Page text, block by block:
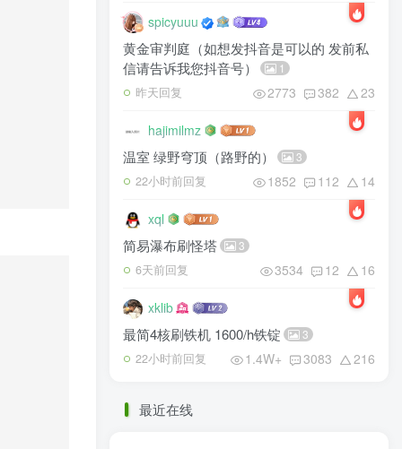
spicyuuu
黄金审判庭（如想发抖音是可以的 发前私
信请告诉我您抖音号）
1
昨天回复 2773 382 23
hajimilmz
温室 绿野穹顶（路野的） 3
22小时前回复 1852 112 14
xql
简易瀑布刷怪塔 3
6天前回复 3534 12 16
xklib
最简4核刷铁机 1600/h铁锭 3
22小时前回复 1.4W+ 3083 216
最近在线